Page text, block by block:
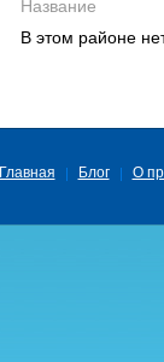
Название
В этом районе
Главная Блог О